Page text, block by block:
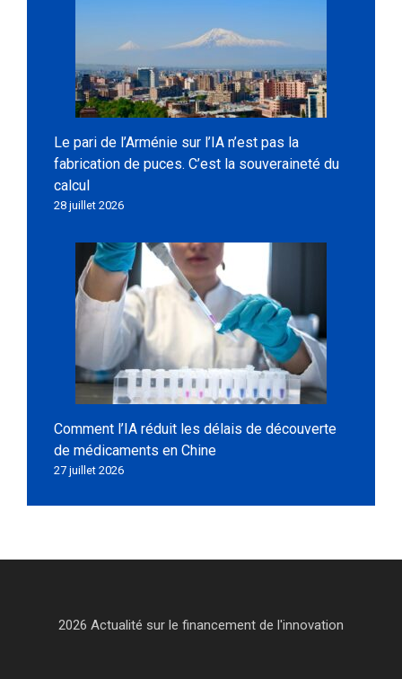
Le pari de l’Arménie sur l’IA n’est pas la
fabrication de puces. C’est la souveraineté du
calcul
28 juillet 2026
Comment l’IA réduit les délais de découverte
de médicaments en Chine
27 juillet 2026
2026 Actualité sur le financement de l'innovation